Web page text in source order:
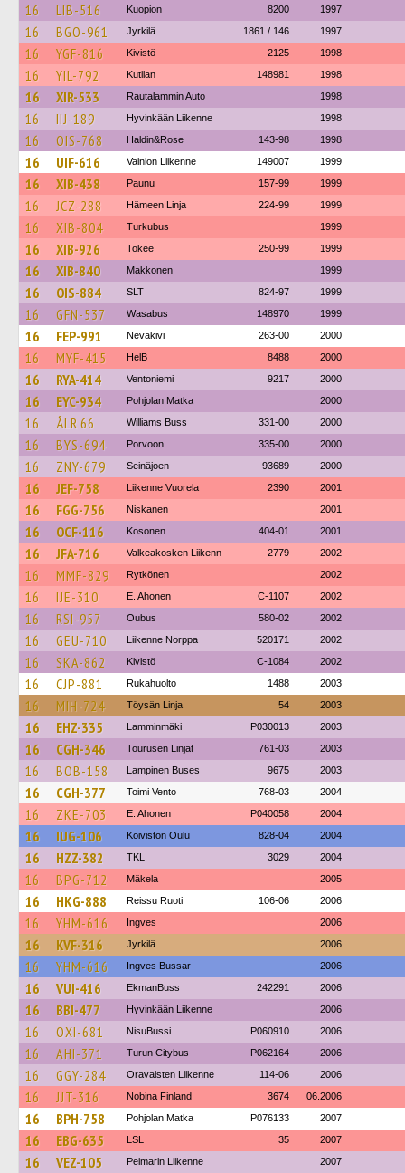
16 LIB-516 Kuopion 8200 1997
16 BGO-961 Jyrkilä 1861 / 146 1997
16 YGF-816 Kivistö 2125 1998
16 YIL-792 Kutilan 148981 1998
16 XIR-533 Rautalammin Auto 1998
16 IIJ-189 Hyvinkään Liikenne 1998
16 OIS-768 Haldin&Rose 143-98 1998
16 UIF-616 Vainion Liikenne 149007 1999
16 XIB-438 Paunu 157-99 1999
16 JCZ-288 Hämeen Linja 224-99 1999
16 XIB-804 Turkubus 1999
16 XIB-926 Tokee 250-99 1999
16 XIB-840 Makkonen 1999
16 OIS-884 SLT 824-97 1999
16 GFN-537 Wasabus 148970 1999
16 FEP-991 Nevakivi 263-00 2000
16 MYF-415 HelB 8488 2000
16 RYA-414 Ventoniemi 9217 2000
16 EYC-934 Pohjolan Matka 2000
16 ÅLR 66 Williams Buss 331-00 2000
16 BYS-694 Porvoon 335-00 2000
16 ZNY-679 Seinäjoen 93689 2000
16 JEF-758 Liikenne Vuorela 2390 2001
16 FGG-756 Niskanen 2001
16 OCF-116 Kosonen 404-01 2001
16 JFA-716 Valkeakosken Liikenn 2779 2002
16 MMF-829 Rytkönen 2002
16 IJE-310 E. Ahonen C-1107 2002
16 RSI-957 Oubus 580-02 2002
16 GEU-710 Liikenne Norppa 520171 2002
16 SKA-862 Kivistö C-1084 2002
16 CJP-881 Rukahuolto 1488 2003
16 MIH-724 Töysän Linja 54 2003
16 EHZ-335 Lamminmäki P030013 2003
16 CGH-346 Tourusen Linjat 761-03 2003
16 BOB-158 Lampinen Buses 9675 2003
16 CGH-377 Toimi Vento 768-03 2004
16 ZKE-703 E. Ahonen P040058 2004
16 IUG-106 Koiviston Oulu 828-04 2004
16 HZZ-382 TKL 3029 2004
16 BPG-712 Mäkela 2005
16 HKG-888 Reissu Ruoti 106-06 2006
16 YHM-616 Ingves 2006
16 KVF-316 Jyrkilä 2006
16 YHM-616 Ingves Bussar 2006
16 VUI-416 EkmanBuss 242291 2006
16 BBI-477 Hyvinkään Liikenne 2006
16 OXI-681 NisuBussi P060910 2006
16 AHI-371 Turun Citybus P062164 2006
16 GGY-284 Oravaisten Liikenne 114-06 2006
16 JJT-316 Nobina Finland 3674 06.2006
16 BPH-758 Pohjolan Matka P076133 2007
16 EBG-635 LSL 35 2007
16 VEZ-105 Peimarin Liikenne 2007